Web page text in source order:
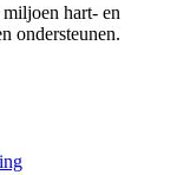
hart- en
ondersteunen.